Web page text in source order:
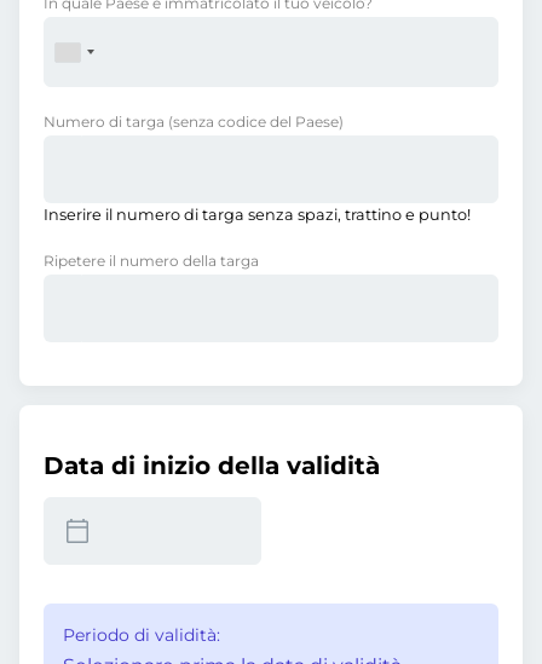
Numero di targa (senza codice del Paese)
Inserire il numero di targa senza spazi, trattino e punto!
Ripetere il numero della targa
Data di inizio della validità
Periodo di validità: